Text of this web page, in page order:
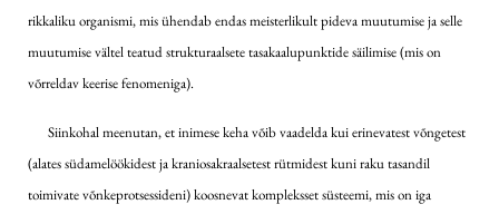
rikkaliku organismi, mis ühendab endas meisterlikult pideva muutumise ja selle
muutumise vältel teatud strukturaalsete tasakaalupunktide säilimise (mis on
võrreldav keerise fenomeniga).
Siinkohal meenutan, et inimese keha võib vaadelda kui erinevatest võngetest
(alates südamelöökidest ja kraniosakraalsetest rütmidest kuni raku tasandil
toimivate võnkeprotsessideni) koosnevat kompleksset süsteemi, mis on iga